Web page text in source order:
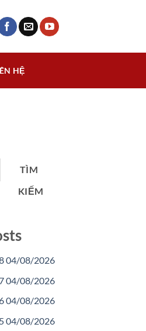
HỆ
TÌM
KIẾM
04/08/2026
04/08/2026
04/08/2026
04/08/2026